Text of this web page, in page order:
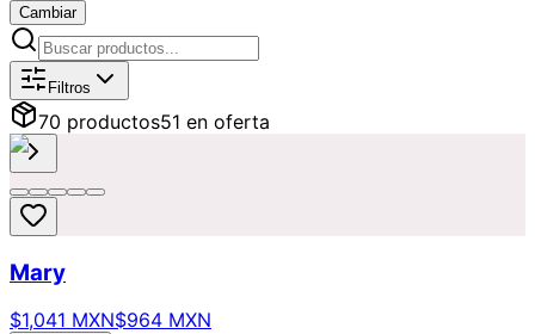
Cambiar
Catálogo deFlores
Filtros
70 productos51 en oferta
Mary
$1,041 MXN$964 MXN